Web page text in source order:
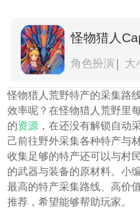
怪物猎人
角色扮演 大
怪物猎人荒野特产的采集路
效率呢？在怪物猎人荒野里
的资源，在还没有解锁自动
己前往野外采集各种特产与
收集足够的特产还可以与村
的武器与装备的原材料。小
最高的特产采集路线、高价
推荐，希望能够帮助玩家。